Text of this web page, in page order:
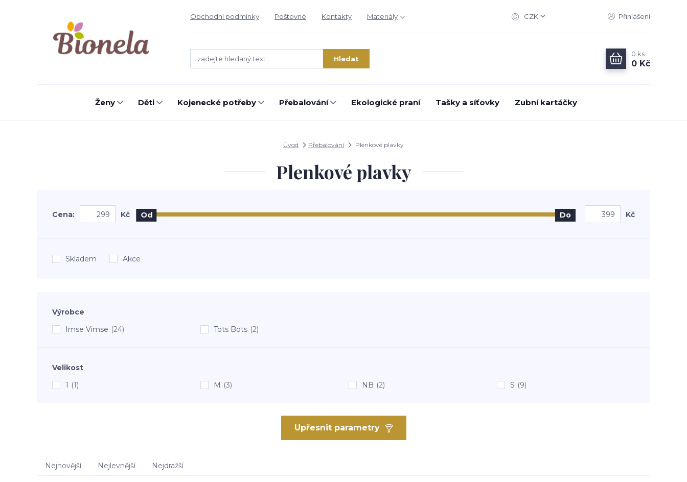
Obchodní podmínky Poštovné Kontakty Materiály CZK Přihlášení
Hledat
0 ks
0 Kč
Ženy Děti Kojenecké potřeby Přebalování Ekologické praní Tašky a síťovky Zubní kartáčky
Úvod Přebalování Plenkové plavky
Plenkové plavky
Upřesnit parametry
Cena: Kč Od Do Kč
Skladem Akce
Výrobce
Imse Vimse (24) Tots Bots (2)
Velikost
1 (1) M (3) NB (2) S (9)
Nejnovější Nejlevnější Nejdražší